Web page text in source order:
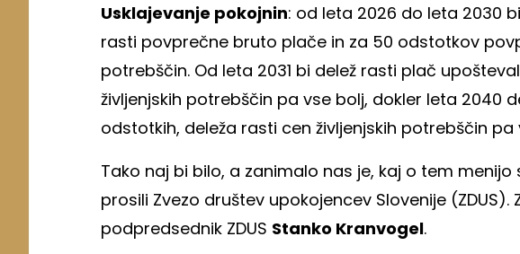
Usklajevanje pokojnin: od leta 2026 do leta 2030
rasti povprečne bruto plače in za 50 odstotkov
potrebščin. Od leta 2031 bi delež rasti plač
življenjskih potrebščin pa vse bolj, dokler leta 2040
odstotkih, deleža rasti cen življenjskih potrebščin pa
Tako naj bi bilo, a zanimalo nas je, kaj o tem
prosili Zvezo društev upokojencev Slovenije (ZDUS).
podpredsednik ZDUS Stanko Kranvogel.